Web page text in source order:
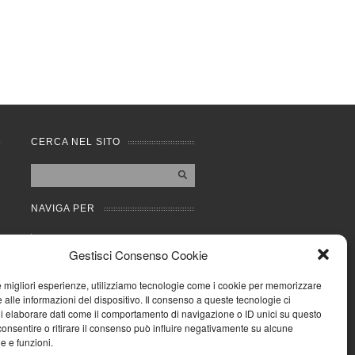
Gestisci Consenso Cookie
migliori esperienze, utilizziamo tecnologie come i cookie per memorizzare
alle informazioni del dispositivo. Il consenso a queste tecnologie ci
elaborare dati come il comportamento di navigazione o ID unici su questo
o ritirare il consenso può influire negativamente su alcune
e funzioni.
CERCA NEL SITO
NAVIGA PER
Mappa completa
Mappa categorie
Privacy Policy
Forum
Iscriviti alla Community
AziendaCondominio